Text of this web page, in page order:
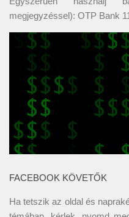
megjegyzéssel): OTP Bank
FACEBOOK KÖVETŐK
Ha tetszik az oldal és